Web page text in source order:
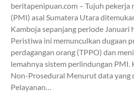
beritapenipuan.com – Tujuh pekerja
(PMI) asal Sumatera Utara
Kamboja sepanjang periode Januari
Peristiwa ini memunculkan dugaan
perdagangan orang (TPPO) dan
lemahnya sistem perlindungan PMI.
Non-Prosedural Menurut data yang
Pelayanan…